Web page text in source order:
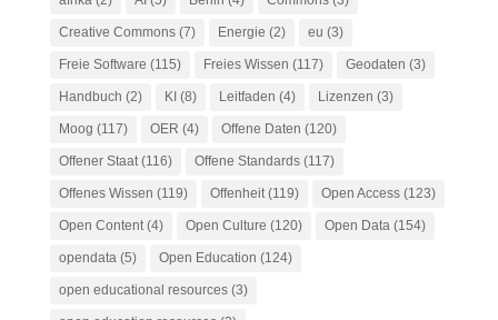
Creative Commons(7) Energie (2) eu (3)
Freie Software (115) Freies Wissen (117) Geodaten (3)
Handbuch (2) KI (8) Leitfaden (4) Lizenzen (3)
Moog (117) OER (4) Offene Daten (120)
Offener Staat(116) Offene Standards(117)
Offenes Wissen (119) Offenheit(119) Open Access(123)
Open Content(4) Open Culture (120) Open Data(154)
opendata(5) Open Education (124)
open educational resources(3)